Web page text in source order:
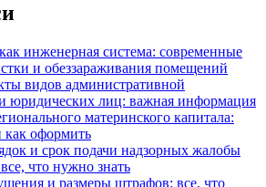
инженерная система: современные
и обеззараживания помещений
видов административной
юридических лиц: важная информация
материнского капитала:
оформить
и срок подачи надзорных жалобы
что нужно знать
и размеры штрафов: все, что